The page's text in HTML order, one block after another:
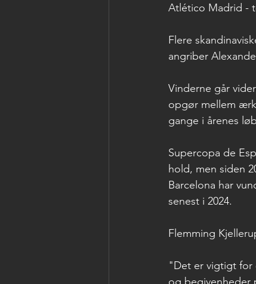
Atlético Madrid -
Flere
angriber
Vinderne går
opgør mellem
gange i årenes
Supercopa de
hold, men siden
Barcelona har
senest i 2024.
Flemming
"Det er vigtigt for